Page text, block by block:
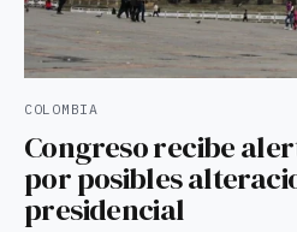
COLOMBIA
Congreso recibe
por posibles
presidencial